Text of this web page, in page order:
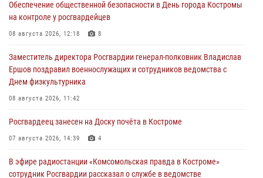
Обеспечение общественной безопасности в День города Костромы
на контроле у росгвардейцев
08 августа 2026, 12:18 8
Заместитель директора Росгвардии генерал-полковник Владислав
Ершов поздравил военнослужащих и сотрудников ведомства с
Днем физкультурника
08 августа 2026, 11:42
Росгвардеец занесен на Доску почёта в Костроме
07 августа 2026, 14:39 4
В эфире радиостанции «Комсомольская правда в Костроме»
сотрудник Росгвардии рассказал о службе в ведомстве